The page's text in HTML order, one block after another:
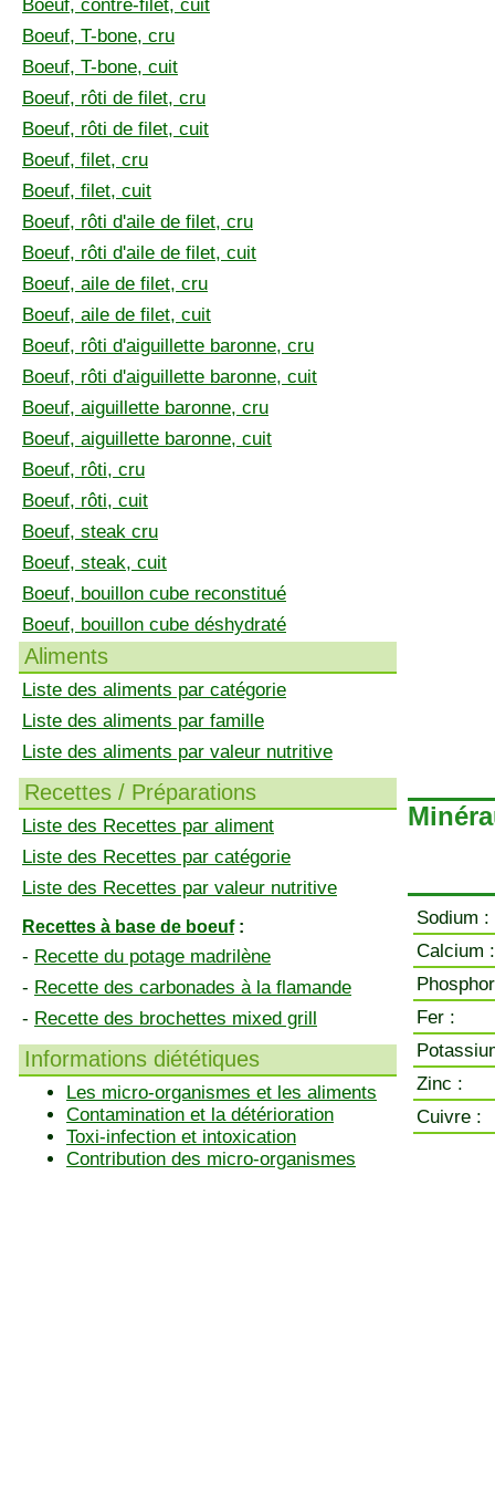
Boeuf, contre-filet, cuit
Boeuf, T-bone, cru
Boeuf, T-bone, cuit
Boeuf, rôti de filet, cru
Boeuf, rôti de filet, cuit
Boeuf, filet, cru
Boeuf, filet, cuit
Boeuf, rôti d'aile de filet, cru
Boeuf, rôti d'aile de filet, cuit
Boeuf, aile de filet, cru
Boeuf, aile de filet, cuit
Boeuf, rôti d'aiguillette baronne, cru
Boeuf, rôti d'aiguillette baronne, cuit
Boeuf, aiguillette baronne, cru
Boeuf, aiguillette baronne, cuit
Boeuf, rôti, cru
Boeuf, rôti, cuit
Boeuf, steak cru
Boeuf, steak, cuit
Boeuf, bouillon cube reconstitué
Boeuf, bouillon cube déshydraté
Aliments
Liste des aliments par catégorie
Liste des aliments par famille
Liste des aliments par valeur nutritive
Recettes / Préparations
Liste des Recettes par aliment
Liste des Recettes par catégorie
Liste des Recettes par valeur nutritive
Recettes à base de boeuf:
- Recette du potage madrilène
- Recette des carbonades à la flamande
- Recette des brochettes mixed grill
Informations diététiques
Les micro-organismes et les aliments
Contamination et la détérioration
Toxi-infection et intoxication
Contribution des micro-organismes
Sodium :
Calcium :
Fer :
Zinc :
Cuivre :